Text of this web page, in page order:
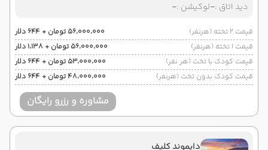
دید اتاق :-لوکیشن :-
قیمت 2 تخته (هرنفر)
۵۶٬۰۰۰٬۰۰۰ تومان + ۶۴۴ دلار
قیمت 1 تخته (هرنفر)
۵۶٬۰۰۰٬۰۰۰ تومان + ۱٬۱۳۸ دلار
قیمت کودک با تخت (هر نفر)
۵۳٬۰۰۰٬۰۰۰ تومان + ۶۴۴ دلار
قیمت کودک بدون تخت (هرنفر)
۴۸٬۰۰۰٬۰۰۰ تومان + ۶۴۴ دلار
مشاوره و رزرو رایگان
دایموند کلیف